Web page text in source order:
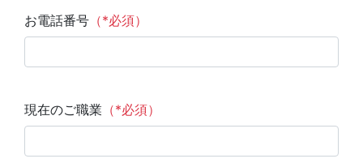
お電話番号 （*必須）
現在のご職業 （*必須）